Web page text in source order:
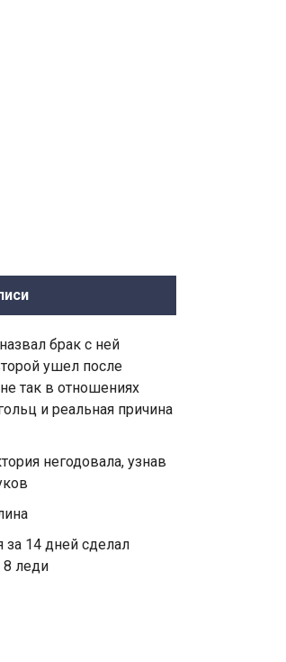
брак с ней
ушел после
так в отношениях
и реальная причина
негодовала, узнав
14 дней сделал
леди